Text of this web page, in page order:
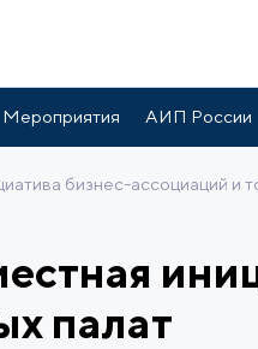
Мероприятия АИП России
бизнес-ассоциаций
палат